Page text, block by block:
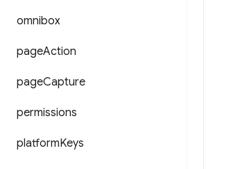
omnibox
pageAction
pageCapture
permissions
platformKeys